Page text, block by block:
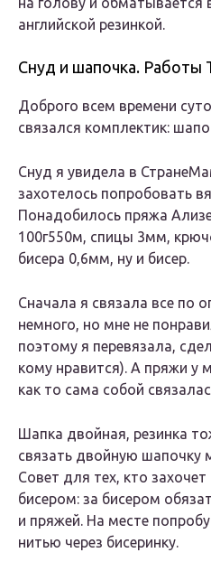
английской резинкой.
Снуд и шапочка. Работы
Доброго всем времени
связался комплектик:
Снуд я увидела в
захотелось попробовать
Понадобилось пряжа
100г550м, спицы 3мм,
бисера 0,6мм, ну и бисер.
Сначала я связала все по
немного, но мне не
поэтому я перевязала,
кому нравится). А пряжи у
как то сама собой
Шапка двойная, резинка
связать двойную шапочку
Совет для тех, кто
бисером: за бисером
и пряжей. На месте
нитью через бисеринку.